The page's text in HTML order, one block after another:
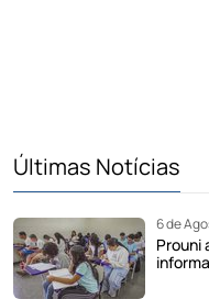
Últimas Notícias
6 de
Prouni